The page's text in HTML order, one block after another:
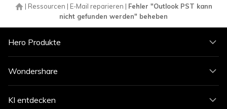
| Ressourcen | E-Mail reparieren | Fehler "Outlook PST kann
nicht gefunden werden" beheben
Hero Produkte
Wondershare
KI entdecken